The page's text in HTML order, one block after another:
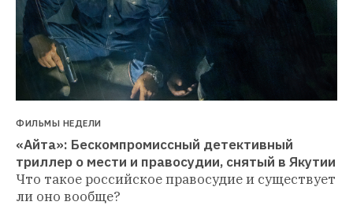
ФИЛЬМЫ НЕДЕЛИ
«Айта»: Бескомпромиссный детективный
триллер о мести и правосудии, снятый в Якутии
Что такое российское правосудие и существует
ли оно вообще?